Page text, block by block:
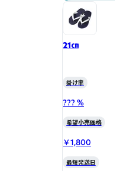
21㎝
掛け率
??? %
希望小売価格
￥1,800
最短発送日